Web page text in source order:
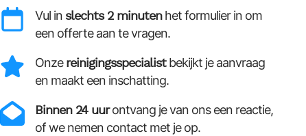
Vul in slechts 2 minutenhet formulier in om
een offerte aan te vragen.
Onzereinigingsspecialistbekijkt je aanvraag
en maakt een inschatting.
Binnen 24 uurontvang je van ons een reactie,
of we nemen contact met je op.